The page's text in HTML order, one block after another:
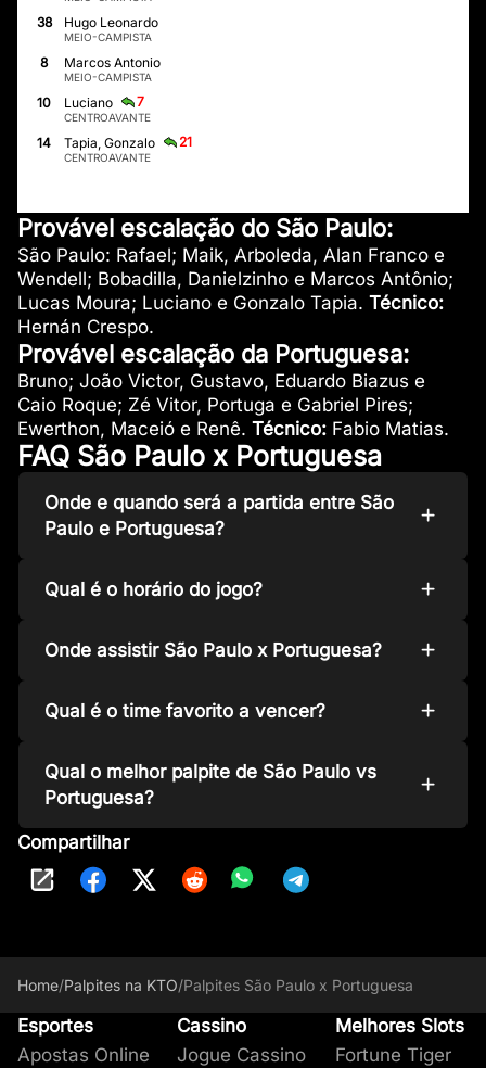
38 Hugo Leonardo
MEIO-CAMPISTA
8 Marcos Antonio
MEIO-CAMPISTA
10 Luciano 7
CENTROAVANTE
14 Tapia, Gonzalo 21
CENTROAVANTE
Provável escalação do São Paulo:
São Paulo: Rafael; Maik, Arboleda, Alan Franco e
Wendell; Bobadilla, Danielzinho e Marcos Antônio;
Lucas Moura; Luciano e Gonzalo Tapia. Técnico:
Hernán Crespo.
Provável escalação da Portuguesa:
Bruno; João Victor, Gustavo, Eduardo Biazus e
Caio Roque; Zé Vitor, Portuga e Gabriel Pires;
Ewerthon, Maceió e Renê. Técnico: Fabio Matias.
FAQ São Paulo x Portuguesa
Onde e quando será a partida entre São
Paulo e Portuguesa?
Qual é o horário do jogo?
Onde assistir São Paulo x Portuguesa?
Qual é o time favorito a vencer?
Qual o melhor palpite de São Paulo vs
Portuguesa?
Compartilhar
Home/Palpites na KTO/Palpites São Paulo x Portuguesa
Esportes
Apostas Online
Cassino
Jogue Cassino
Melhores Slots
Fortune Tiger